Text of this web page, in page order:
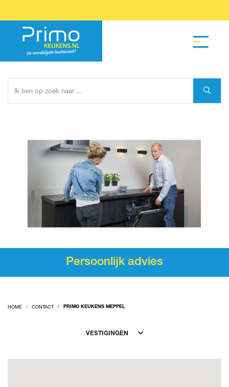
Persoonlijk advies
HOME CONTACT PRIMO KEUKENS MEPPEL
VESTIGINGEN